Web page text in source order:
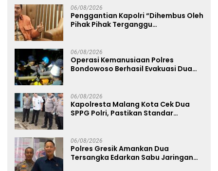
06/08/2026
Penggantian Kapolri “Dihembus Oleh
Pihak Pihak Terganggu
06/08/2026
Operasi Kemanusiaan Polres
Bondowoso Berhasil Evakuasi Dua
06/08/2026
Kapolresta Malang Kota Cek Dua
SPPG Polri, Pastikan Standar
06/08/2026
Polres Gresik Amankan Dua
Tersangka Edarkan Sabu Jaringan